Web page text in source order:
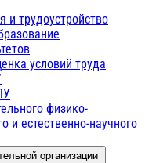
и трудоустройство
условий труда
физико-
и естественно-научного
организации